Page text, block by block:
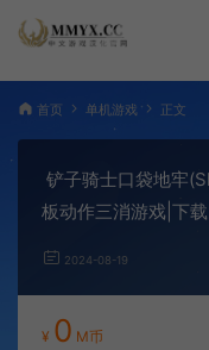
首页 单机游戏 正文
铲子骑士口袋地牢
板动作三消游戏|下载
2024-08-19
¥ 0 M币